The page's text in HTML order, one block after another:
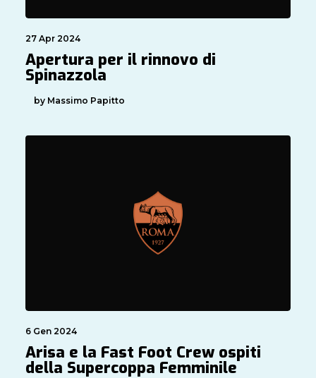
27 Apr 2024
Apertura per il rinnovo di
Spinazzola
by Massimo Papitto
6 Gen 2024
Arisa e la Fast Foot Crew ospiti
della Supercoppa Femminile